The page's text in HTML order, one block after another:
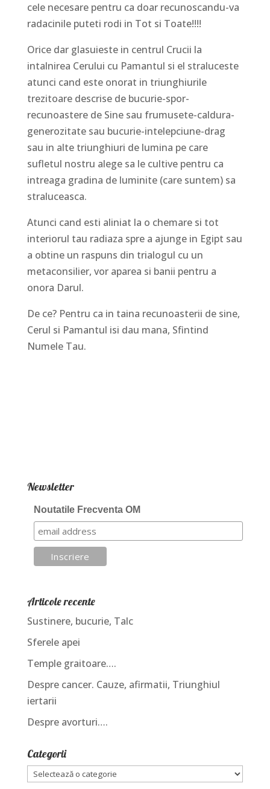
cele necesare pentru ca doar recunoscandu-va
radacinile puteti rodi in Tot si Toate!!!!
Orice dar glasuieste in centrul Crucii la
intalnirea Cerului cu Pamantul si el straluceste
atunci cand este onorat in triunghiurile
trezitoare descrise de bucurie-spor-
recunoastere de Sine sau frumusete-caldura-
generozitate sau bucurie-intelepciune-drag
sau in alte triunghiuri de lumina pe care
sufletul nostru alege sa le cultive pentru ca
intreaga gradina de luminite (care suntem) sa
straluceasca.
Atunci cand esti aliniat la o chemare si tot
interiorul tau radiaza spre a ajunge in Egipt sau
a obtine un raspuns din trialogul cu un
metaconsilier, vor aparea si banii pentru a
onora Darul.
De ce? Pentru ca in taina recunoasterii de sine,
Cerul si Pamantul isi dau mana, Sfintind
Numele Tau.
Newsletter
Noutatile Frecventa OM
Articole recente
Sustinere, bucurie, Talc
Sferele apei
Temple graitoare….
Despre cancer. Cauze, afirmatii, Triunghiul
iertarii
Despre avorturi….
Categorii
Categorii